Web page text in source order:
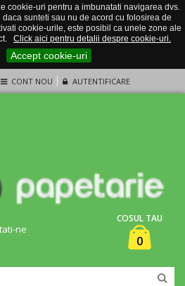
cookie-uri pentru a imbunatati navigarea dvs.
sunteti sau nu de acord cu folosirea de
cookie-urile, este posibil ca unele zone ale
Click aici pentru detalii despre cookie-uri.
Accept cookie-uri
CONT NOU AUTENTIFICARE
ne
COSUL TAU
0